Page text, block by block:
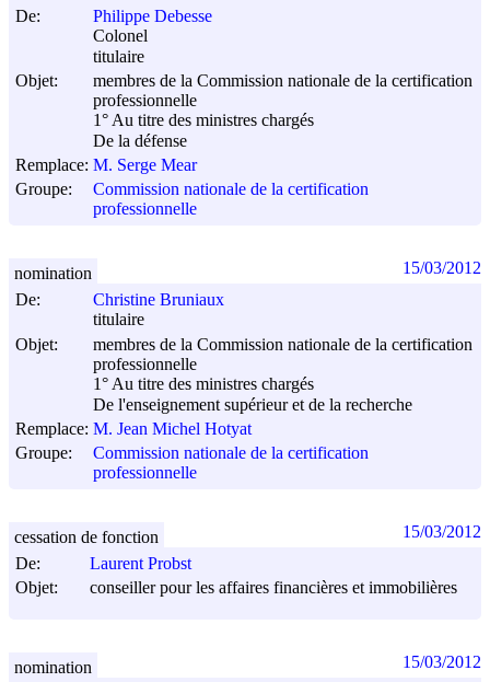
De:
Philippe Debesse
Colonel
titulaire
Objet:
membres de la Commission nationale de la certification
professionnelle
1° Au titre des ministres chargés
De la défense
Remplace: M. Serge Mear
Groupe:
Commission nationale de la certification
professionnelle
De:
Christine Bruniaux
titulaire
Objet:
membres de la Commission nationale de la certification
professionnelle
1° Au titre des ministres chargés
De l'enseignement supérieur et de la recherche
Remplace: M. Jean Michel Hotyat
Groupe:
Commission nationale de la certification
professionnelle
nomination 15/03/2012
De:
Laurent Probst
Objet:
conseiller pour les affaires financières et immobilières
cessation de fonction 15/03/2012
nomination 15/03/2012